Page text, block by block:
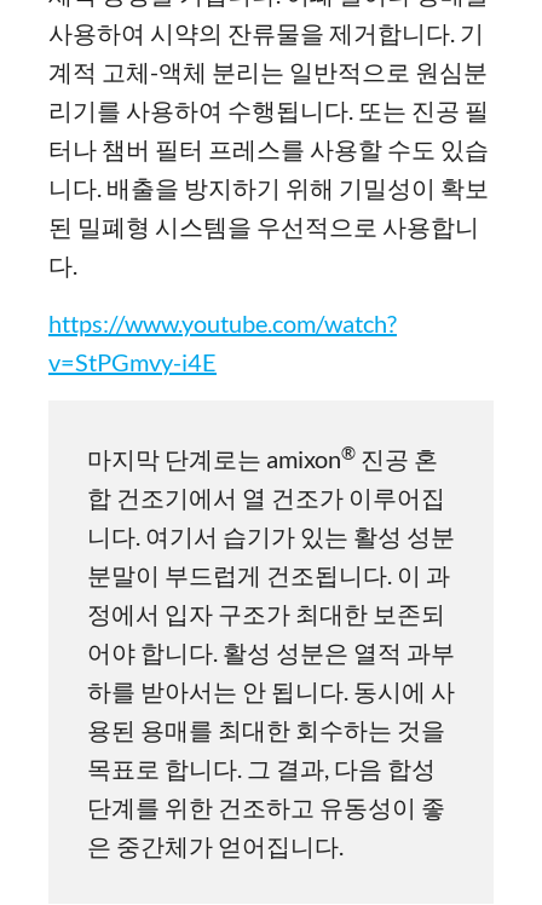
사용하여 시약의 잔류물을 제거합니다. 기
계적 고체-액체 분리는 일반적으로 원심분
리기를 사용하여 수행됩니다. 또는 진공 필
터나 챔버 필터 프레스를 사용할 수도 있습
니다. 배출을 방지하기 위해 기밀성이 확보
된 밀폐형 시스템을 우선적으로 사용합니
다.
https://www.youtube.com/watch?
v=StPGmvy-i4E
마지막 단계로는 amixon® 진공 혼
합 건조기에서 열 건조가 이루어집
니다. 여기서 습기가 있는 활성 성분
분말이 부드럽게 건조됩니다. 이 과
정에서 입자 구조가 최대한 보존되
어야 합니다. 활성 성분은 열적 과부
하를 받아서는 안 됩니다. 동시에 사
용된 용매를 최대한 회수하는 것을
목표로 합니다. 그 결과, 다음 합성
단계를 위한 건조하고 유동성이 좋
은 중간체가 얻어집니다.